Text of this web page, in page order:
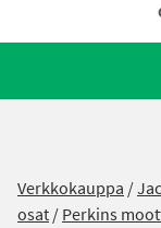
Verkkokauppa /
osat/Perkins